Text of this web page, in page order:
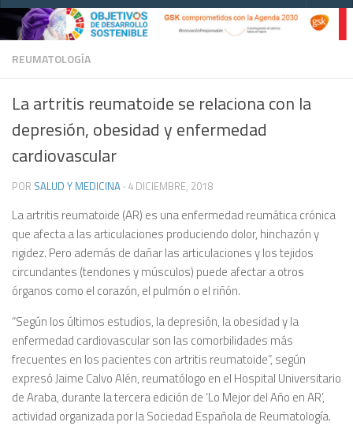
REUMATOLOGÍA
La artritis reumatoide se relaciona con la
depresión, obesidad y enfermedad
cardiovascular
POR SALUD Y MEDICINA · 4 DICIEMBRE, 2018
La artritis reumatoide (AR) es una enfermedad reumática crónica
que afecta a las articulaciones produciendo dolor, hinchazón y
rigidez. Pero además de dañar las articulaciones y los tejidos
circundantes (tendones y músculos) puede afectar a otros
órganos como el corazón, el pulmón o el riñón.
“Según los últimos estudios, la depresión, la obesidad y la
enfermedad cardiovascular son las comorbilidades más
frecuentes en los pacientes con artritis reumatoide”, según
expresó Jaime Calvo Alén, reumatólogo en el Hospital Universitario
de Araba, durante la tercera edición de ‘Lo Mejor del Año en AR’,
actividad organizada por la Sociedad Española de Reumatología.